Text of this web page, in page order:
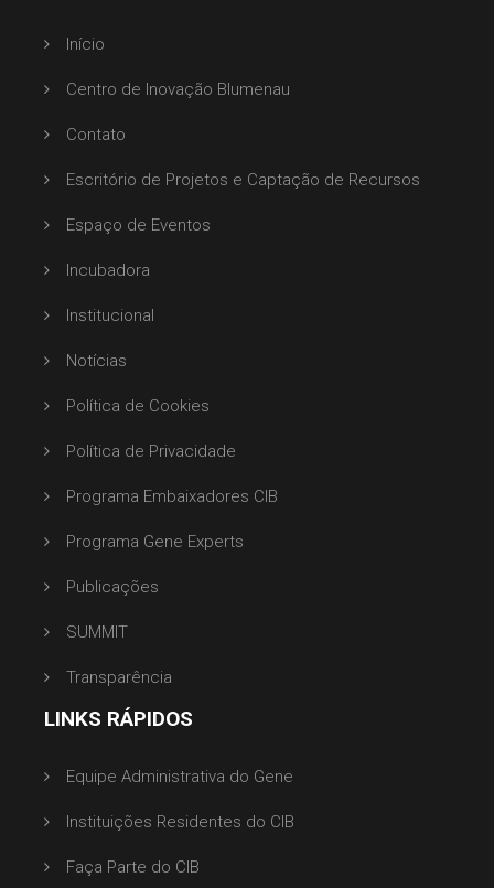
Início
Centro de Inovação Blumenau
Contato
Escritório de Projetos e Captação de Recursos
Espaço de Eventos
Incubadora
Institucional
Notícias
Política de Cookies
Política de Privacidade
Programa Embaixadores CIB
Programa Gene Experts
Publicações
SUMMIT
Transparência
LINKS RÁPIDOS
Equipe Administrativa do Gene
Instituições Residentes do CIB
Faça Parte do CIB